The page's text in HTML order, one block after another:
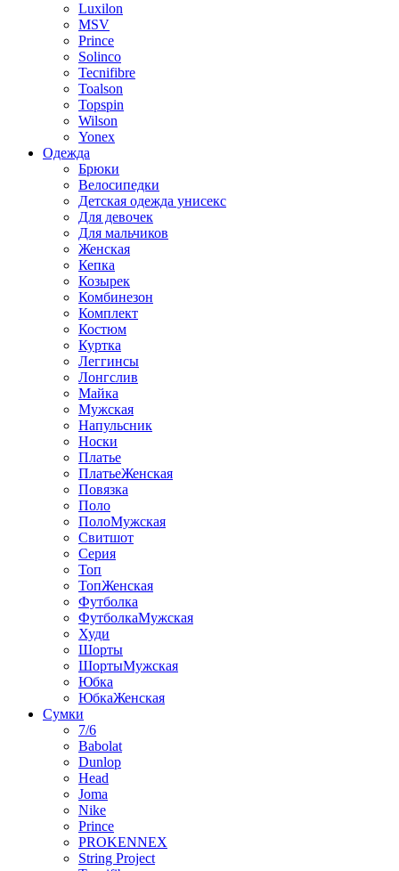
Luxilon
MSV
Prince
Solinco
Tecnifibre
Toalson
Topspin
Wilson
Yonex
Одежда
Брюки
Велосипедки
Детская одежда унисекс
Для девочек
Для мальчиков
Женская
Кепка
Козырек
Комбинезон
Комплект
Костюм
Куртка
Леггинсы
Лонгслив
Майка
Мужская
Напульсник
Носки
Платье
ПлатьеЖенская
Повязка
Поло
ПолоМужская
Свитшот
Серия
Топ
ТопЖенская
Футболка
ФутболкаМужская
Худи
Шорты
ШортыМужская
Юбка
ЮбкаЖенская
Сумки
7/6
Babolat
Dunlop
Head
Joma
Nike
Prince
PROKENNEX
String Project